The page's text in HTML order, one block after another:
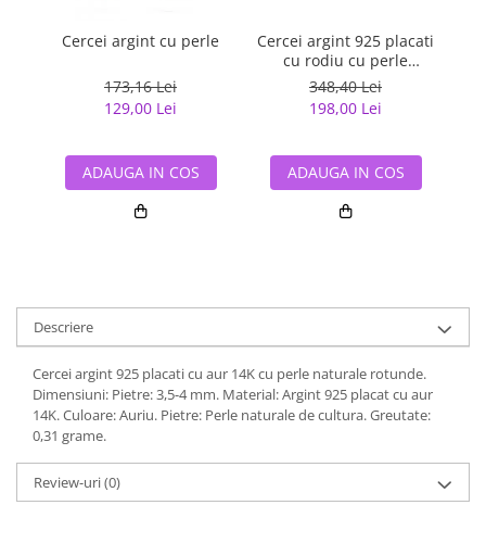
Cercei argint cu perle
173,16 Lei
129,00 Lei
ADAUGA IN COS
Cercei argint 925 placati
cu rodiu cu perle
naturale
348,40 Lei
198,00 Lei
ADAUGA IN COS
Descriere
Cercei argint 925 placati cu aur 14K cu perle naturale rotunde.
Dimensiuni: Pietre: 3,5-4 mm. Material: Argint 925 placat cu aur
14K. Culoare: Auriu. Pietre: Perle naturale de cultura. Greutate:
0,31 grame.
Review-uri(0)